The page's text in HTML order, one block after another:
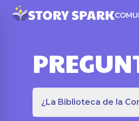
¿La Biblioteca de la